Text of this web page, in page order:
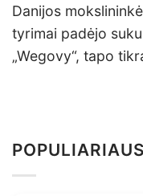
Danijos
tyrimai padėjo
„Wegovy“, tapo